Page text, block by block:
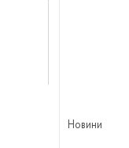
Новини